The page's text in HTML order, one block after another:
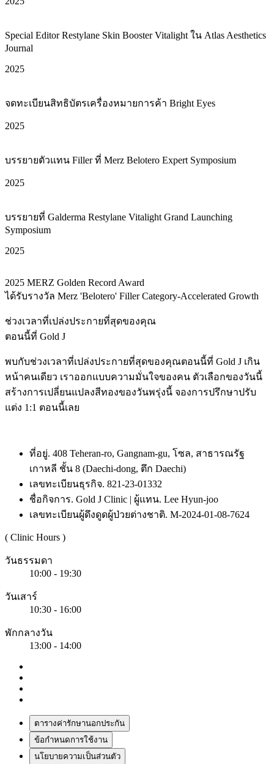
Special Editor Restylane Skin Booster Vitalight ใน Atlas Aesthetics
Journal
2025
จดทะเบียนสิทธิบัตรเครื่องหมายการค้า Bright Eyes
2025
บรรยายตัวแทน Filler ที่ Merz Belotero Expert Symposium
2025
บรรยายที่ Galderma Restylane Vitalight Grand Launching
Symposium
2025
2025 MERZ Golden Record Award
ได้รับรางวัล Merz 'Belotero' Filler Category-Accelerated Growth
ช่วงเวลาที่เปล่งประกายที่สุดของคุณ
ตอนนี้ที่ Gold J
พบกับช่วงเวลาที่เปล่งประกายที่สุดของคุณตอนนี้ที่ Gold J เกิน
หน้าคนเดียว เราออกแบบความมั่นใจของคน ตัวเลือกของวันนี้
สร้างการเปลี่ยนแปลงสีทองของวันพรุ่งนี้ จองการปรึกษาปรับ
แต่ง 1:1 ตอนนี้เลย
ที่อยู่. 408 Teheran-ro, Gangnam-gu, โซล, สาธารณรัฐ
เกาหลี ชั้น 8 (Daechi-dong, ตึก Daechi)
เลขทะเบียนธุรกิจ. 821-23-01332
ชื่อกิจการ. Gold J Clinic | ผู้แทน. Lee Hyun-joo
เลขทะเบียนผู้ดึงดูดผู้ป่วยต่างชาติ. M-2024-01-08-7624
( Clinic Hours )
วันธรรมดา
10:00 - 19:30
วันเสาร์
10:30 - 16:00
พักกลางวัน
13:00 - 14:00
ตารางค่ารักษานอกประกัน
ข้อกำหนดการใช้งาน
นโยบายความเป็นส่วนตัว